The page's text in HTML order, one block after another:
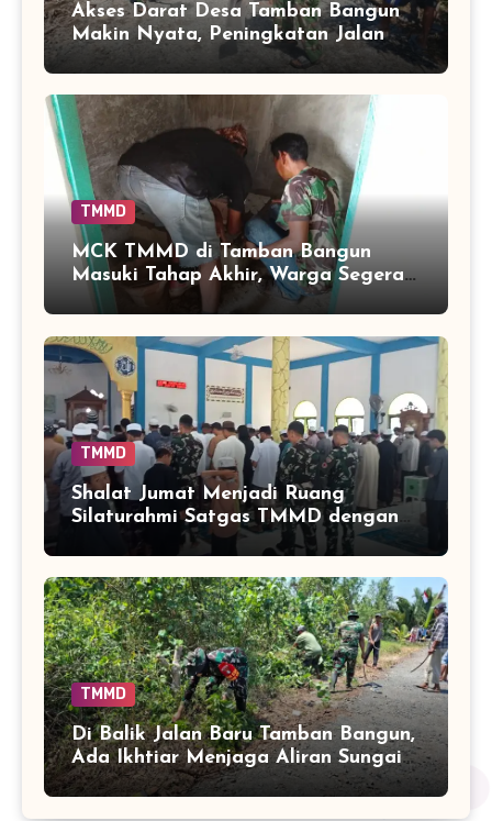
Akses Darat Desa Tamban Bangun
Makin Nyata, Peningkatan Jalan
TMMD Sentuh 90 Persen
TMMD
MCK TMMD di Tamban Bangun
Masuki Tahap Akhir, Warga Segera
Nikmati Fasilitas Sanitasi yang
TMMD
Shalat Jumat Menjadi Ruang
Silaturahmi Satgas TMMD dengan
Warga Tamban Bangun
TMMD
Di Balik Jalan Baru Tamban Bangun,
Ada Ikhtiar Menjaga Aliran Sungai
Tetap Hidup